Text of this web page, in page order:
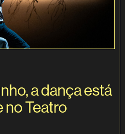
a dança está
no Teatro